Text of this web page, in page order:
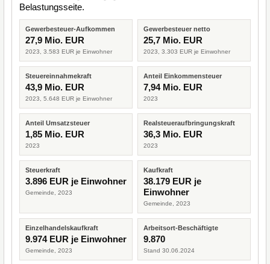
Belastungsseite.
Gewerbesteuer-Aufkommen
27,9 Mio. EUR
2023, 3.583 EUR je Einwohner
Gewerbesteuer netto
25,7 Mio. EUR
2023, 3.303 EUR je Einwohner
Steuereinnahmekraft
43,9 Mio. EUR
2023, 5.648 EUR je Einwohner
Anteil Einkommensteuer
7,94 Mio. EUR
2023
Anteil Umsatzsteuer
1,85 Mio. EUR
2023
Realsteueraufbringungskraft
36,3 Mio. EUR
2023
Steuerkraft
3.896 EUR je Einwohner
Gemeinde, 2023
Kaufkraft
38.179 EUR je
Einwohner
Gemeinde, 2023
Einzelhandelskaufkraft
9.974 EUR je Einwohner
Gemeinde, 2023
Arbeitsort-Beschäftigte
9.870
Stand 30.06.2024